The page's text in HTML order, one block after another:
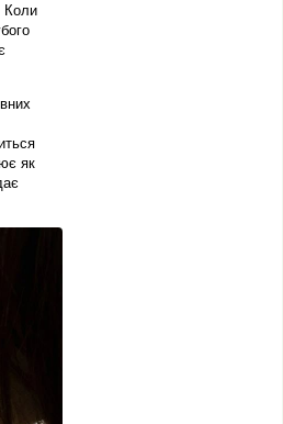
Коли
як